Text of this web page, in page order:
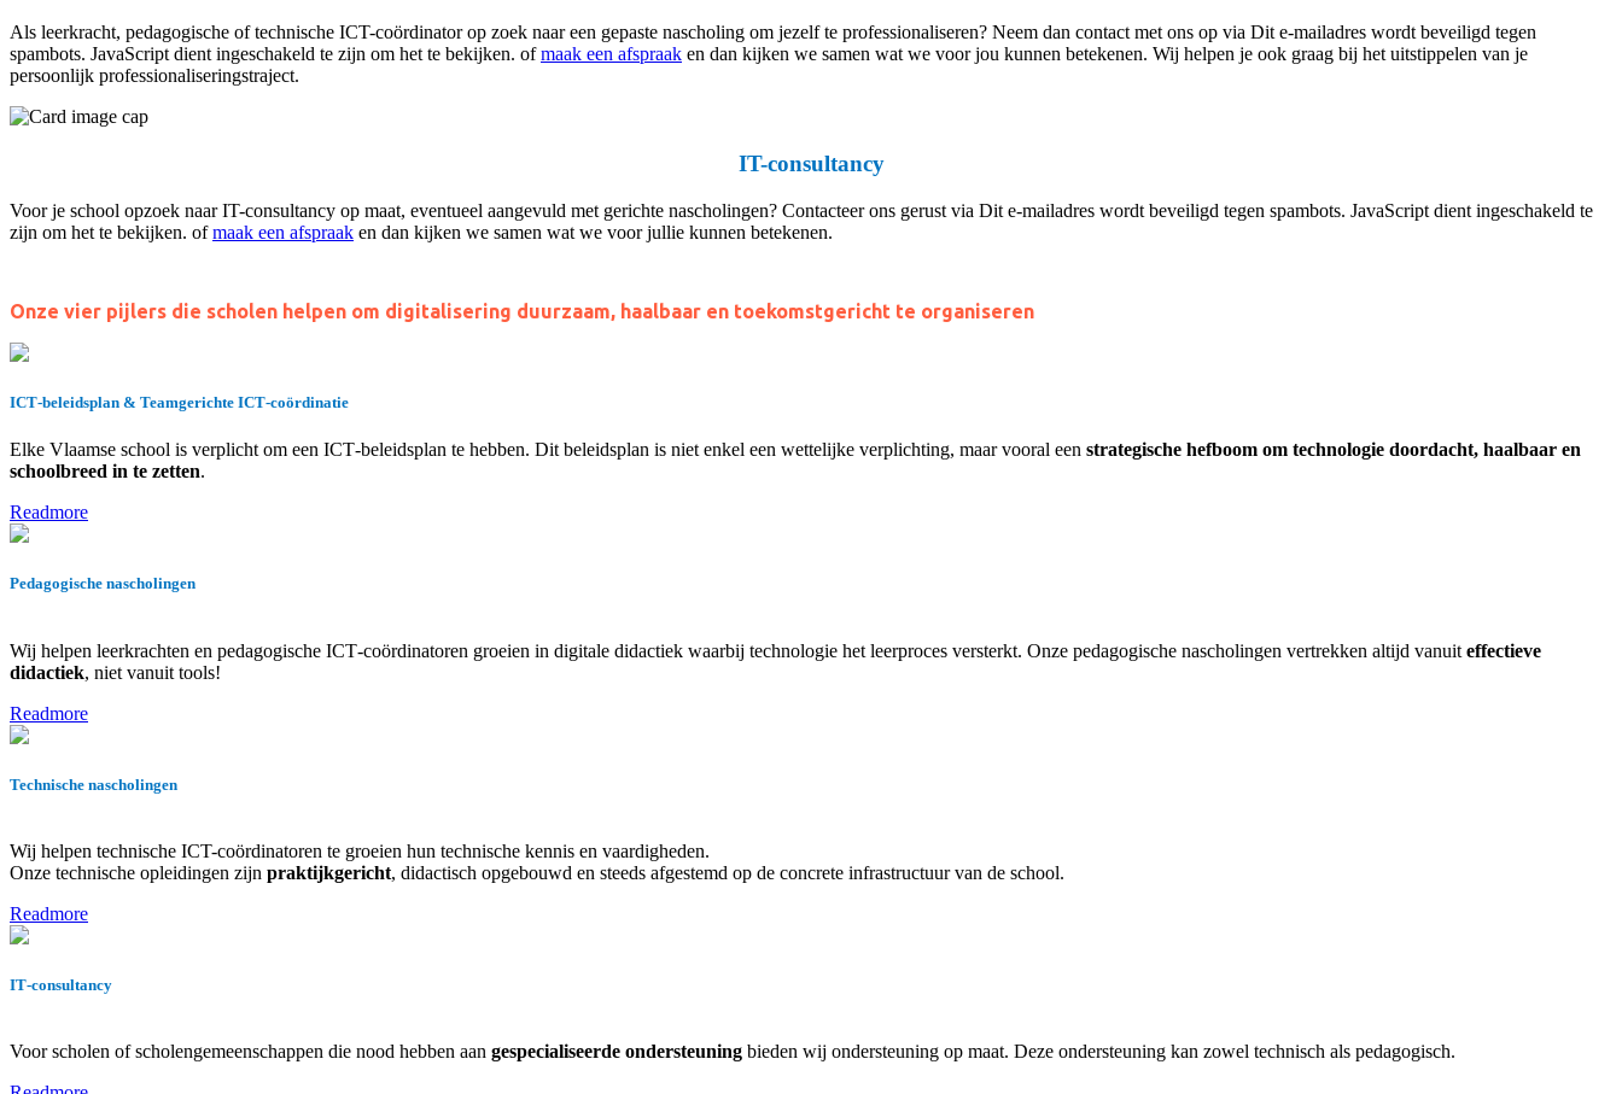
Als leerkracht, pedagogische of technische ICT-coördinator op zoek naar een gepaste nascholing om jezelf te professionaliseren? Neem dan contact met ons op via Dit e-mailadres wordt beveiligd tegen
spambots. JavaScript dient ingeschakeld te zijn om het te bekijken. ofmaak een afspraak en dan kijken we samen wat we voor jou kunnen betekenen. Wij helpen je ook graag bij het uitstippelen van je
persoonlijk professionaliseringstraject.
IT-consultancy
Voor je school opzoek naar IT-consultancy op maat, eventueel aangevuld met gerichte nascholingen? Contacteer ons gerust via Dit e-mailadres wordt beveiligd tegen spambots. JavaScript dient ingeschakeld te
zijn om het te bekijken. ofmaak een afspraak en dan kijken we samen wat we voor jullie kunnen betekenen.
Onze vier pijlers die scholen helpen om digitalisering duurzaam, haalbaar en toekomstgericht te organiseren
ICT‑beleidsplan & Teamgerichte ICT‑coördinatie
Elke Vlaamse school is verplicht om een ICT‑beleidsplan te hebben. Dit beleidsplan is niet enkel een wettelijke verplichting, maar vooral een strategische hefboom om technologie doordacht, haalbaar en
schoolbreed in te zetten.
Readmore
Pedagogische nascholingen
Wij helpen leerkrachten en pedagogische ICT‑coördinatoren groeien in digitale didactiek waarbij technologie het leerproces versterkt. Onze pedagogische nascholingen vertrekken altijd vanuit effectieve
didactiek, niet vanuit tools!
Readmore
Technische nascholingen
Wij helpen technische ICT-coördinatoren te groeien hun technische kennis en vaardigheden.
Onze technische opleidingen zijn praktijkgericht, didactisch opgebouwd en steeds afgestemd op de concrete infrastructuur van de school.
Readmore
IT‑consultancy
Voor scholen of scholengemeenschappen die nood hebben aan gespecialiseerde ondersteuning bieden wij ondersteuning op maat. Deze ondersteuning kan zowel technisch als pedagogisch.